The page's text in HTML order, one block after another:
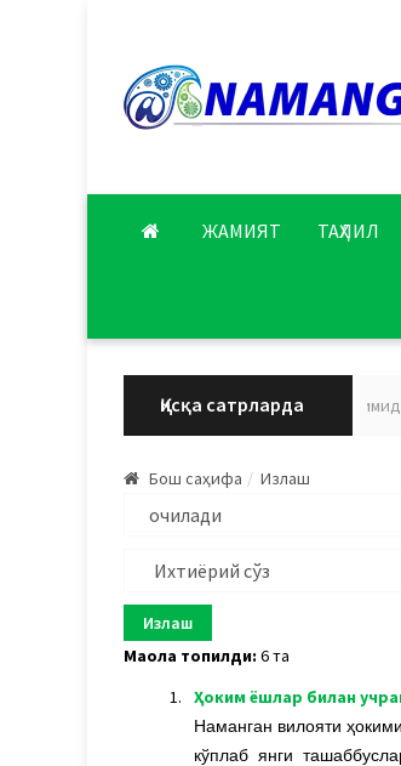
ЖАМИЯТ ТАҲЛИЛ
Қисқа сатрларда
Наманган вилояти соғлиқни сақлаш тизимида
Бош саҳифа Излаш
Мақола топилди: 6 та
1.
Ҳоким ёшлар билан
Наманган вилояти
кўплаб янги